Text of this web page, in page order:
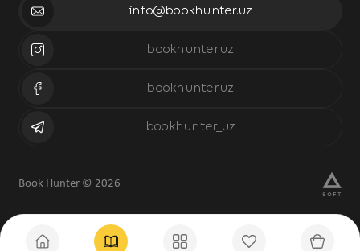
info@bookhunter.uz
bookhunter.uz
bookhunter.uz
bookhunter_uz
Book Hunter © 2026